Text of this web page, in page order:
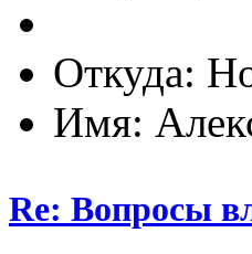
Откуда:
Имя:
Re: Вопросы